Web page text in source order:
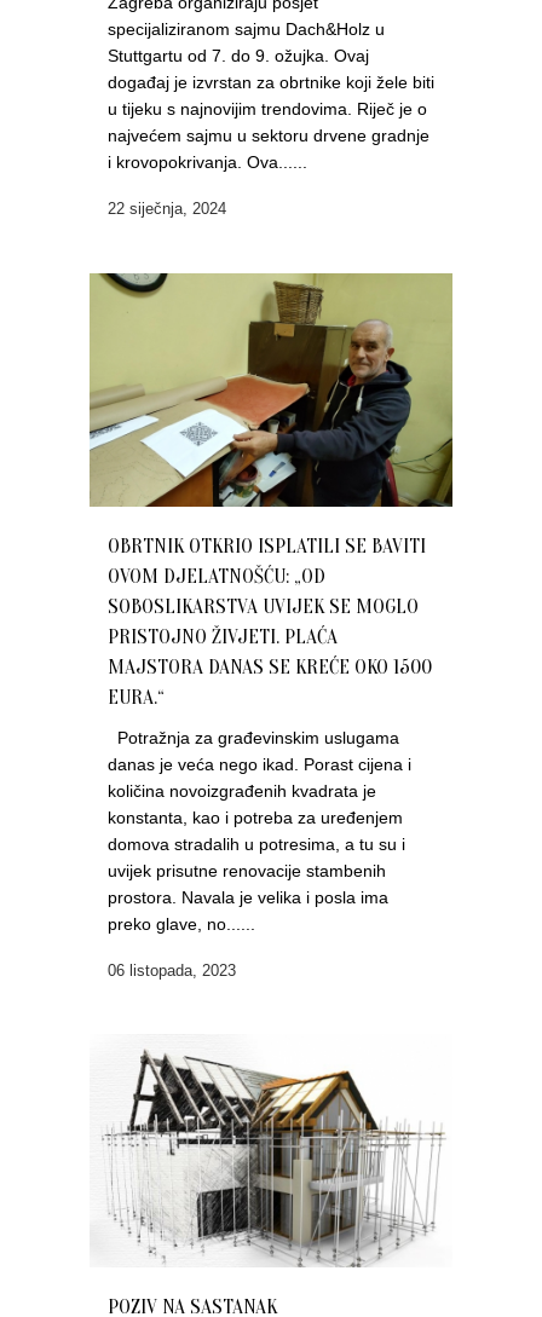
specijaliziranom sajmu Dach&Holz u
Stuttgartu od 7. do 9. ožujka. Ovaj
događaj je izvrstan za obrtnike koji žele biti
u tijeku s najnovijim trendovima. Riječ je o
najvećem sajmu u sektoru drvene gradnje
i krovopokrivanja. Ova......
22 siječnja, 2024
OBRTNIK OTKRIO ISPLATILI SE BAVITI
OVOM DJELATNOŠĆU: „OD
SOBOSLIKARSTVA UVIJEK SE MOGLO
PRISTOJNO ŽIVJETI. PLAĆA
MAJSTORA DANAS SE KREĆE OKO 1500
EURA.“
Potražnja za građevinskim uslugama
danas je veća nego ikad. Porast cijena i
količina novoizgrađenih kvadrata je
konstanta, kao i potreba za uređenjem
domova stradalih u potresima, a tu su i
uvijek prisutne renovacije stambenih
prostora. Navala je velika i posla ima
preko glave, no......
06 listopada, 2023
POZIV NA SASTANAK